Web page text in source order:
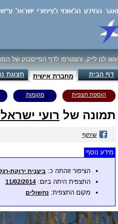
עשו לנו לייק, והצטרפו לדף הפייסבוק של
דף הבית מחברת אישית תצוגת
הוספת תצפית מקומות
תמונה של רועי
שיתוף
מידע נוסף
הציפור זוהתה כ: ביצנית ירוקת-
התצפית היתה ביום: 11/02/2014
מקום התצפית: נחשולים